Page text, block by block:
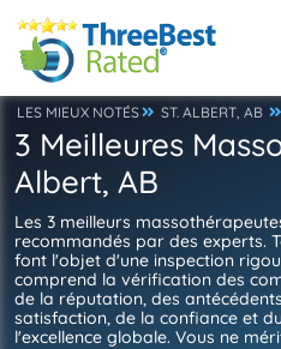
LES MIEUX NOTÉS ST. ALBERT, AB
3 Meilleures
Albert, AB
Les 3 meilleurs
recommandés par des experts.
font l'objet d'une inspection
comprend la vérification des
de la réputation, des
satisfaction, de la confiance et
l'excellence globale. Vous ne